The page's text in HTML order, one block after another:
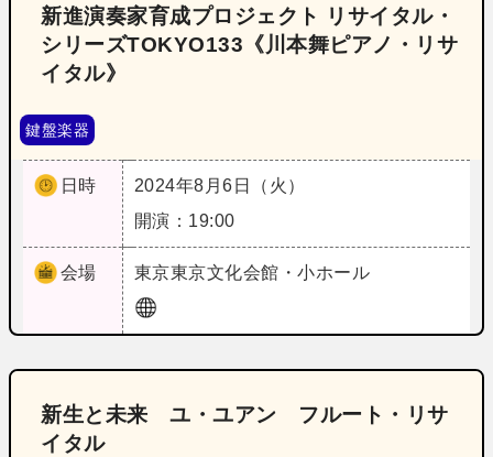
新進演奏家育成プロジェクト リサイタル・
シリーズTOKYO133《川本舞ピアノ・リサ
イタル》
鍵盤楽器
日時
2024年8月6日（火）
開演：19:00
会場 東京東京文化会館・小ホール
新生と未来 ユ・ユアン フルート・リサ
イタル